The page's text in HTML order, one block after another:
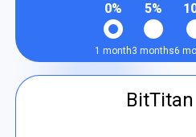
0%
1 month
5%
3 months6
BitTitan